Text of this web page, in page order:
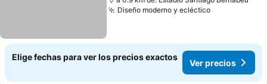
Diseño moderno y eclécticoVer precios
Elige fechas para ver los precios exactos
Ver precios